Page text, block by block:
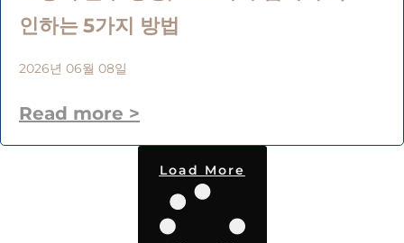
인하는 5가지 방법
2026년 06월 08일
Read more >
Load More